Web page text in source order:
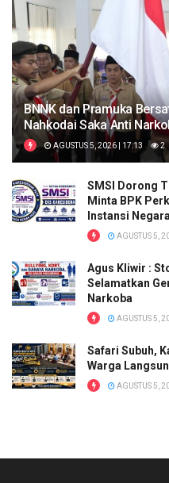
BNNK dan Pramuka
Nahkodai Saka Anti
AGUSTUS 5, 2026 | 17:13 2
SMSI Dorong
Minta BPK
Instansi Negara
AGUSTUS 5,
Agus Kliwir :
Selamatkan
Narkoba
AGUSTUS 5,
Safari Subuh,
Warga
AGUSTUS 5,